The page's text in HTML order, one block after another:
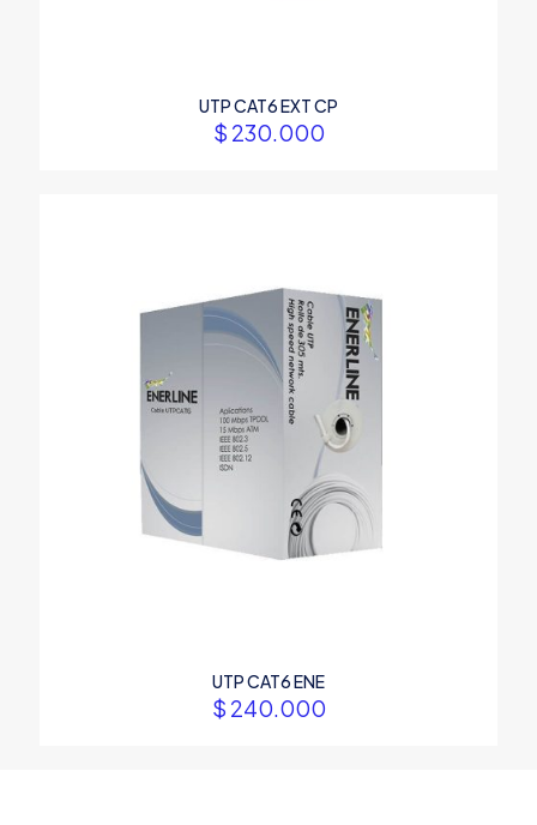
UTP CAT6 EXT CP
$ 230.000
UTP CAT6 ENE
$ 240.000